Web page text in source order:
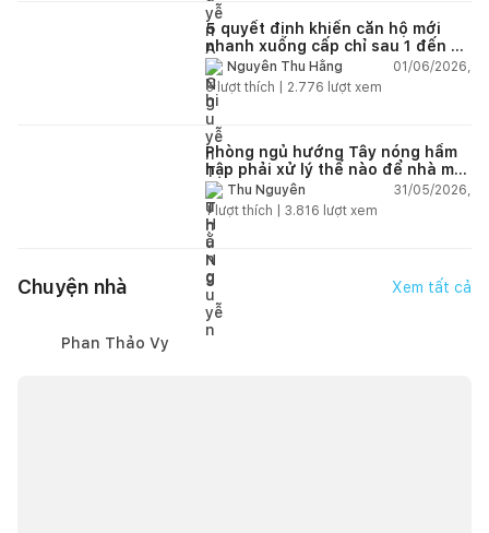
5 quyết định khiến căn hộ mới
nhanh xuống cấp chỉ sau 1 đến 2
nămNguyễn Thu Hằng
01/06/2026,
5lượt thích | 2.776 lượt xem
Phòng ngủ hướng Tây nóng hầm
hập phải xử lý thế nào để nhà mát
hơn?Thu Nguyễn
31/05/2026,
1lượt thích | 3.816 lượt xem
Chuyện nhà Xem tất cả
Phan Thảo Vy